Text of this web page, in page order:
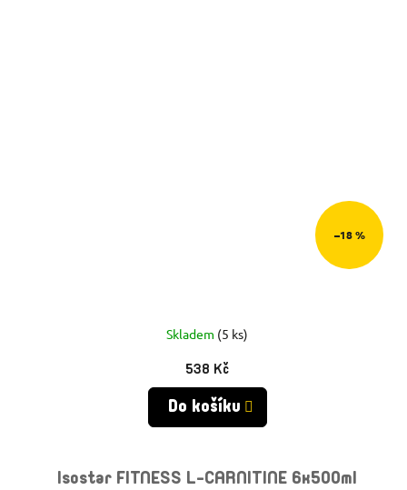
–18 %
Skladem (5 ks)
538 Kč
Do košíku
Isostar FITNESS L-CARNITINE 6x500ml